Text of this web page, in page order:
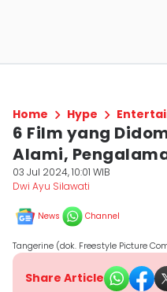
Home Hype
6 Film yang
Alami,
03 Jul 2024, 10:01 WIB
Dwi Ayu Silawati
News Channel
Tangerine (dok. Freestyle Picture
Share Article